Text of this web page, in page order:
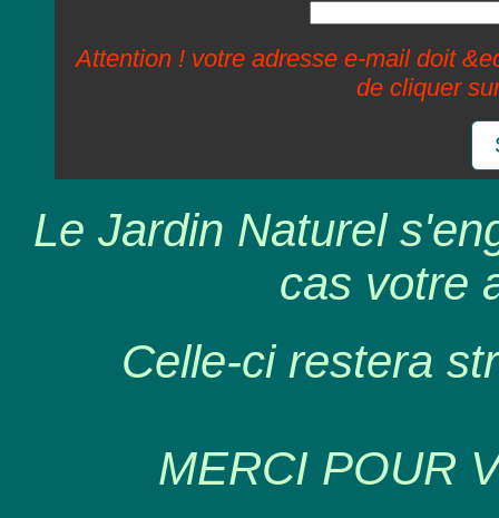
Attention ! votre adresse e-mail doit
de cliquer
Le Jardin Naturel
cas votre
Celle-ci restera
MERCI POUR